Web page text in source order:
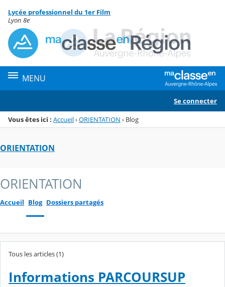
Menu de la rubrique
Contenu
Lycée professionnel du 1er Film
Lyon 8e
MENU
Se connecter
Vous êtes ici : Accueil›ORIENTATION › Blog
ORIENTATION
ORIENTATION
Accueil Blog Dossiers partagés
Tous les articles (1)
Informations PARCOURSUP